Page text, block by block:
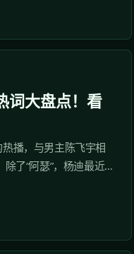
提供作品集，我没有
词大盘点！看
播，与男主陈飞宇相
了“阿瑟”，杨迪最近
迪哥这张照片p出了各
不穷，真的不得不佩